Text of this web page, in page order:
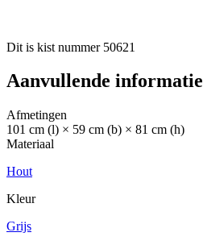
Dit is kist nummer 50621
Aanvullende informatie
Afmetingen
101 cm (l) × 59 cm (b) × 81 cm (h)
Materiaal
Hout
Kleur
Grijs